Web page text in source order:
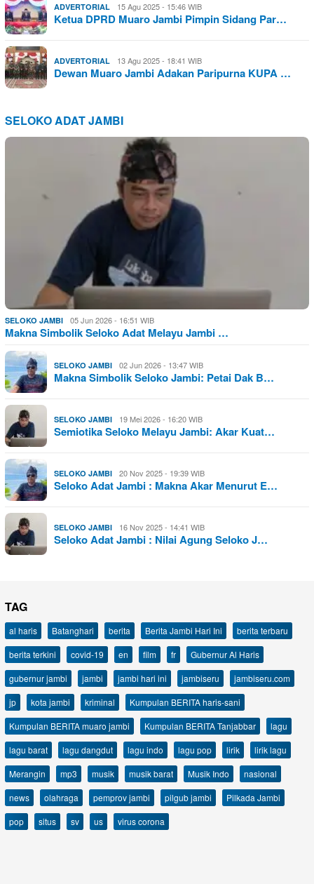
ADVERTORIAL 15 Agu 2025 - 15:46 WIB
Ketua DPRD Muaro Jambi Pimpin Sidang Par…
ADVERTORIAL 13 Agu 2025 - 18:41 WIB
Dewan Muaro Jambi Adakan Paripurna KUPA …
SELOKO ADAT JAMBI
SELOKO JAMBI 05 Jun 2026 - 16:51 WIB
Makna Simbolik Seloko Adat Melayu Jambi …
SELOKO JAMBI 02 Jun 2026 - 13:47 WIB
Makna Simbolik Seloko Jambi: Petai Dak B…
SELOKO JAMBI 19 Mei 2026 - 16:20 WIB
Semiotika Seloko Melayu Jambi: Akar Kuat…
SELOKO JAMBI 20 Nov 2025 - 19:39 WIB
Seloko Adat Jambi : Makna Akar Menurut E…
SELOKO JAMBI 16 Nov 2025 - 14:41 WIB
Seloko Adat Jambi : Nilai Agung Seloko J…
TAG
al haris Batanghari berita Berita Jambi Hari Ini
berita terbaru
berita terkini
covid-19 en film fr
Gubernur Al Haris
gubernur jambi
jambi jambi hari ini jambiseru
jambiseru.com
jp
kota jambi kriminal
Kumpulan BERITA haris-sani
Kumpulan BERITA muaro jambi
Kumpulan BERITA Tanjabbar
lagu
lagu barat
lagu dangdut lagu indo lagu pop lirik
lirik lagu
Merangin
mp3 musik musik barat Musik Indo
nasional
news
olahraga pemprov jambi pilgub jambi
Pilkada Jambi
pop
situs sv us virus corona